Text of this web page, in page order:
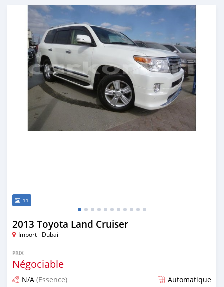
Publié il y a environ 7 ans
11
2013 Toyota Land Cruiser
Import - Dubai
PRIX
Négociable
N/A (Essence) Automatique